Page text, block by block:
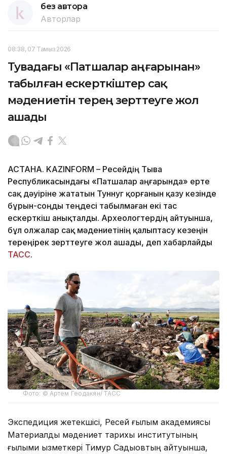
без автора
Авторлар
08:38, 07 Тамыз 2026
Тувадағы «Патшалар аңғарынан»
табылған ескерткіштер сақ
мәдениетін терең зерттеуге жол
ашады
АСТАНА. KAZINFORM – Ресейдің Тыва
Республикасындағы «Патшалар аңғарында» ерте
сақ дәуіріне жататын Туннуг қорғанын қазу кезінде
бұрын-соңды теңдесі табылмаған екі тас
ескерткіш анықталды. Археологтердің айтуынша,
бұл олжалар сақ мәдениетінің қалыптасу кезеңін
тереңірек зерттеуге жол ашады, деп хабарлайды
ТАСС.
Фото: © Артем Геодакян/ ТАСС
Экспедиция жетекшісі, Ресей ғылым академиясы
Материалдық мәдениет тарихы институтының
ғылыми қызметкері Тимур Садықовтың айтуынша,